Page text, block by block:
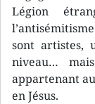
Légion
sont artistes,
niveau…
appartenant
en Jésus.